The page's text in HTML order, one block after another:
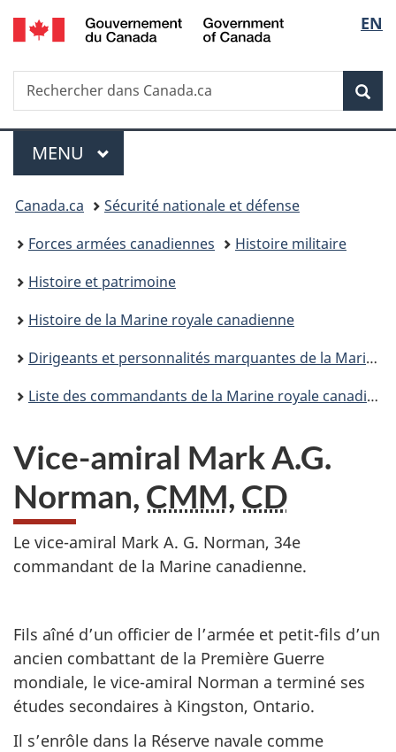
Passer
au
principal
Passer
à
Au
du
Passer
au
de
section
Passer
à
version
simplifiée
de
la
EN
Recherche
Rechercher
dans
Menu
MENU PRINCIPAL
Vous
êtes
ici :
Canada.ca
Sécurité nationale et défense
Forces armées canadiennes
Histoire militaire
Histoire et patrimoine
Histoire de la Marine royale canadienne
Dirigeants et personnalités marquantes de la Marine
Liste des commandants de la Marine royale canadienne
Vice-amiral Mark A.G.
Norman, CMM, CD
Le vice-amiral Mark A. G. Norman, 34e
commandant de la Marine canadienne.
Fils aîné d’un officier de l’armée et petit-fils d’un
ancien combattant de la Première Guerre
mondiale, le vice-amiral Norman a terminé ses
études secondaires à Kingston, Ontario.
Il s’enrôle dans la Réserve navale comme